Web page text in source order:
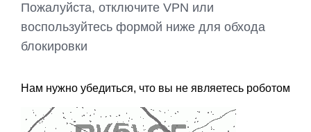
Пожалуйста, отключите VPN или
воспользуйтесь формой ниже для обхода
блокировки
Нам нужно убедиться, что вы не являетесь роботом